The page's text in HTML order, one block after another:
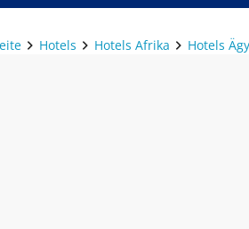
Hotels Hotels Afrika Hotels